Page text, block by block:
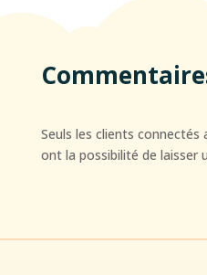
Seuls les clients
ont la possibilité de laisser